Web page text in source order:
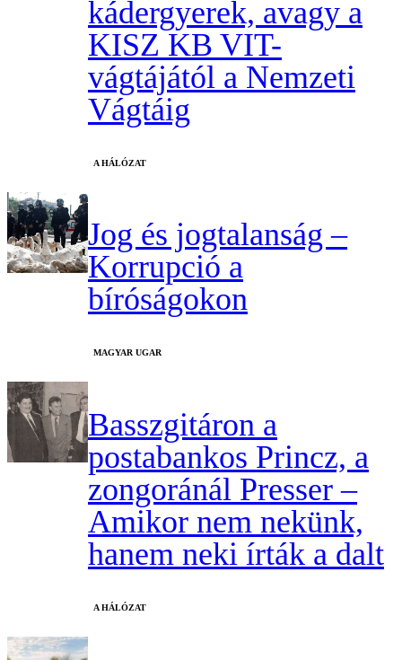
kádergyerek, avagy a
KISZ KB VIT-
vágtájától a Nemzeti
Vágtáig
A HÁLÓZAT
Jog és jogtalanság –
Korrupció a
bíróságokon
MAGYAR UGAR
Basszgitáron a
postabankos Princz, a
zongoránál Presser –
Amikor nem nekünk,
hanem neki írták a dalt
A HÁLÓZAT